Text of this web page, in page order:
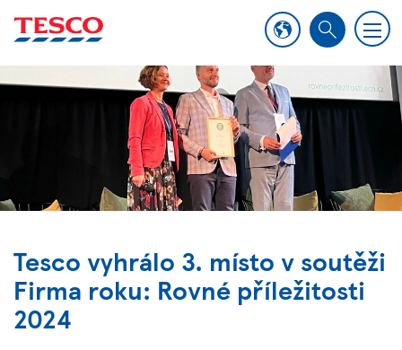
S
a
r
M
e
n
u
Tesco vyhrálo 3. místo v soutěži
Firma roku: Rovné příležitosti
2024